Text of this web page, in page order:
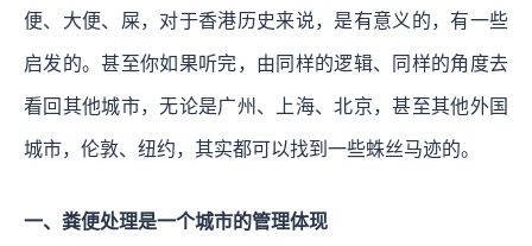
便、大便、屎，对于香港历史来说，是有意义的，有一些
启发的。甚至你如果听完，由同样的逻辑、同样的角度去
看回其他城市，无论是广州、上海、北京，甚至其他外国
城市，伦敦、纽约，其实都可以找到一些蛛丝马迹的。
一、粪便处理是一个城市的管理体现